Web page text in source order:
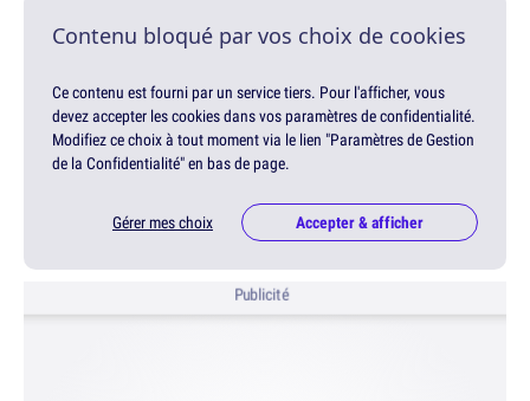
Contenu bloqué par vos choix de cookies
Ce contenu est fourni par un service tiers. Pour l'afficher, vous
devez accepter les cookies dans vos paramètres de confidentialité.
Modifiez ce choix à tout moment via le lien "Paramètres de Gestion
de la Confidentialité" en bas de page.
Gérer mes choix Accepter & afficher
Publicité